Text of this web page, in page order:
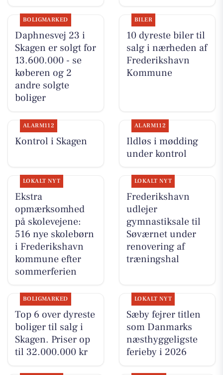
BOLIGMARKED
Daphnesvej 23 i
Skagen er solgt for
13.600.000 - se
køberen og 2
andre solgte
boliger
BILER
10 dyreste biler til
salg i nærheden af
Frederikshavn
Kommune
ALARM112
Kontrol i Skagen
ALARM112
Ildløs i mødding
under kontrol
LOKALT NYT
Ekstra
opmærksomhed
på skolevejene:
516 nye skolebørn
i Frederikshavn
kommune efter
sommerferien
LOKALT NYT
Frederikshavn
udlejer
gymnastiksale til
Søværnet under
renovering af
træningshal
BOLIGMARKED
Top 6 over dyreste
boliger til salg i
Skagen. Priser op
til 32.000.000 kr
LOKALT NYT
Sæby fejrer titlen
som Danmarks
næsthyggeligste
ferieby i 2026